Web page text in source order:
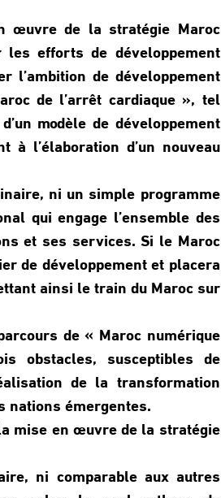
œuvre de la stratégie Maroc
efforts de développement
l’ambition de développement
de l’arrêt cardiaque », tel
modèle de développement
l’élaboration d’un nouveau
ni un simple programme
qui engage l’ensemble des
et ses services. Si le Maroc
de développement et placera
ainsi le train du Maroc sur
de « Maroc numérique
obstacles, susceptibles de
de la transformation
nations émergentes.
mise en œuvre de la stratégie
ni comparable aux autres